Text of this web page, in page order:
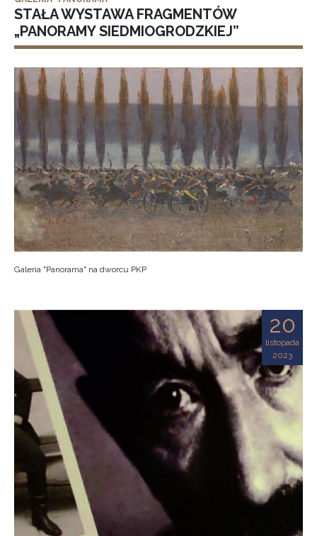
STAŁA WYSTAWA FRAGMENTÓW
„PANORAMY SIEDMIOGRODZKIEJ”
Galeria "Panorama" na dworcu PKP
20
listopada
2023